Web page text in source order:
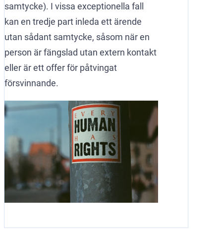
samtycke). I vissa exceptionella fall
kan en tredje part inleda ett ärende
utan sådant samtycke, såsom när en
person är fängslad utan extern kontakt
eller är ett offer för påtvingat
försvinnande.